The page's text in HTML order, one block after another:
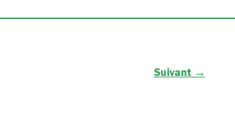
Suivant →